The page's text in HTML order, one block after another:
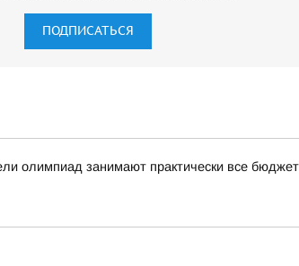
ПОДПИСАТЬСЯ
олимпиад занимают практически все